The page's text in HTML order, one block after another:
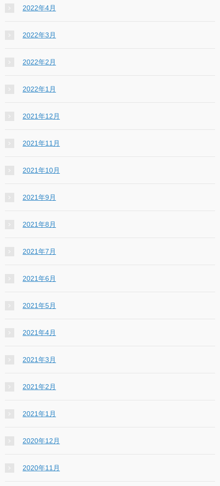
2022年4月
2022年3月
2022年2月
2022年1月
2021年12月
2021年11月
2021年10月
2021年9月
2021年8月
2021年7月
2021年6月
2021年5月
2021年4月
2021年3月
2021年2月
2021年1月
2020年12月
2020年11月